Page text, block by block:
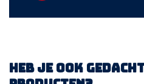
Heb je ook